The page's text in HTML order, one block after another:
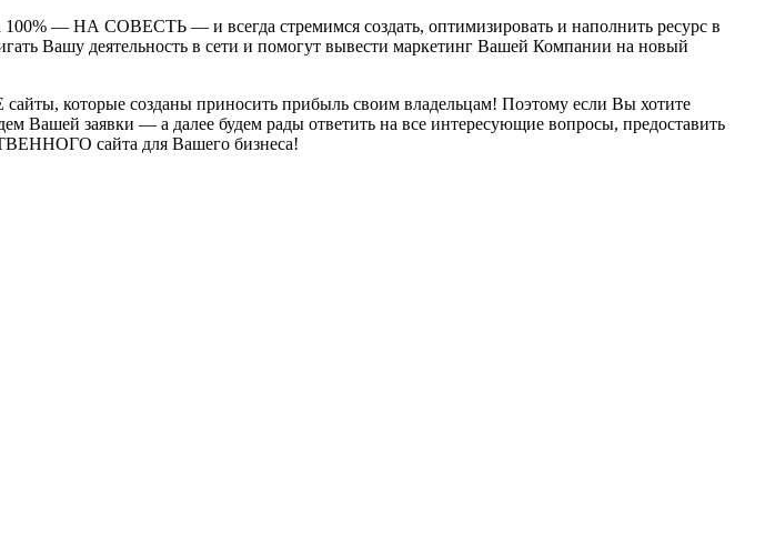
— НА СОВЕСТЬ — и всегда стремимся создать, оптимизировать и наполнить ресурс в
Вашу деятельность в сети и помогут вывести маркетинг Вашей Компании на новый
которые созданы приносить прибыль своим владельцам! Поэтому если Вы хотите
заявки — а далее будем рады ответить на все интересующие вопросы, предоставить
сайта для Вашего бизнеса!